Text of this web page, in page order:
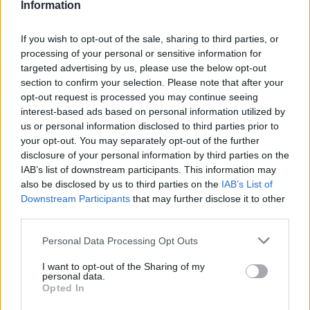
Information
If you wish to opt-out of the sale, sharing to third parties, or
processing of your personal or sensitive information for
targeted advertising by us, please use the below opt-out
section to confirm your selection. Please note that after your
opt-out request is processed you may continue seeing
interest-based ads based on personal information utilized by
us or personal information disclosed to third parties prior to
your opt-out. You may separately opt-out of the further
disclosure of your personal information by third parties on the
IAB’s list of downstream participants. This information may
also be disclosed by us to third parties on the IAB’s List of
Downstream Participants that may further disclose it to other
Please note that this website/app uses one or more Google
not limited to your visit or usage behaviour. You may click to
grant or deny consent to Google and its third-party tags to
use your data for below specified purposes in below Google
Personal Data Processing Opt Outs
I want to opt-out of the Sharing of my
personal data.
Opted In
εθνικών πόρων υπολογίζεται σε περίπου 2,5
Η δικογραφία αφορά συνολικά 39 άτομα, τα
περισσότερα εκ των οποίων προέρχονται από
την Κοζάνη, ενώ μόνο ένας από τους
εμπλεκόμενους φέρεται να κατάγεται από το
Αγρίνιο. Οι υπόλοιποι 12 κατηγορούμενοι
αναμένεται να δώσουν τις δικές τους εξηγήσεις
ενώπιον του Ευρωπαίου Ανακριτή τη Δευτέρα.
πρώτοι όλες τιςειδήσειςαπό την Ελλάδα και τον κόσμο.